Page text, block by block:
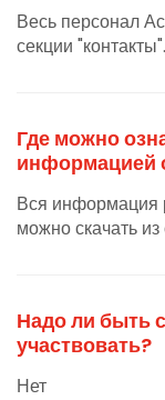
Весь персонал
секции "контакты".
Где можно
информацией
Вся информация
можно скачать
Надо ли быть
участвовать?
Нет